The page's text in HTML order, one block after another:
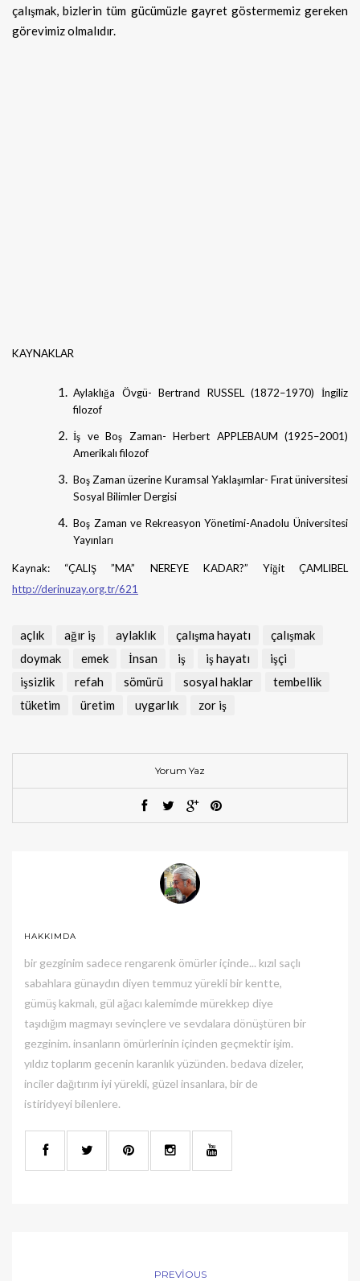
çalışmak, bizlerin tüm gücümüzle gayret göstermemiz gereken
görevimiz olmalıdır.
KAYNAKLAR
Aylaklığa Övgü- Bertrand RUSSEL (1872–1970) İngiliz
filozof
İş ve Boş Zaman- Herbert APPLEBAUM (1925–2001)
Amerikalı filozof
Boş Zaman üzerine Kuramsal Yaklaşımlar- Fırat üniversitesi
Sosyal Bilimler Dergisi
Boş Zaman ve Rekreasyon Yönetimi-Anadolu Üniversitesi
Yayınları
Kaynak: “ÇALIŞ ”MA” NEREYE KADAR?” Yiğit ÇAMLIBEL
http://derinuzay.org.tr/621
açlık ağır iş aylaklık çalışma hayatı
çalışmak
doymak
emek İnsan iş iş hayatı
işçi
işsizlik
refah sömürü sosyal haklar
tembellik
tüketim
üretim uygarlık zor iş
Yorum Yaz
HAKKIMDA
bir gezginim sadece rengarenk ömürler içinde... kızıl saçlı
sabahlara günaydın diyen temmuz yürekli bir kentte,
gümüş kakmalı, gül ağacı kalemimde mürekkep diye
taşıdığım magmayı sevinçlere ve sevdalara dönüştüren bir
gezginim. insanların ömürlerinin içinden geçmektir işim.
yıldız toplarım gecenin karanlık yüzünden. bedava dizeler,
inciler dağıtırım iyi yürekli, güzel insanlara, bir de
istiridyeyi bilenlere.
PREVIOUS